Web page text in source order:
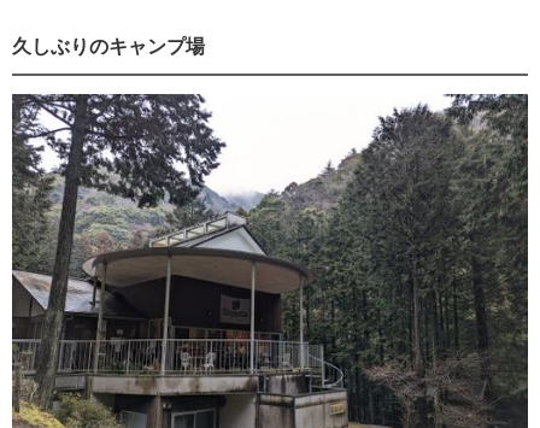
久しぶりのキャンプ場